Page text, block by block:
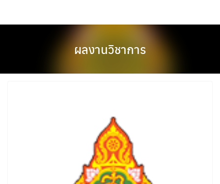
content
ผลงานวิชาการ